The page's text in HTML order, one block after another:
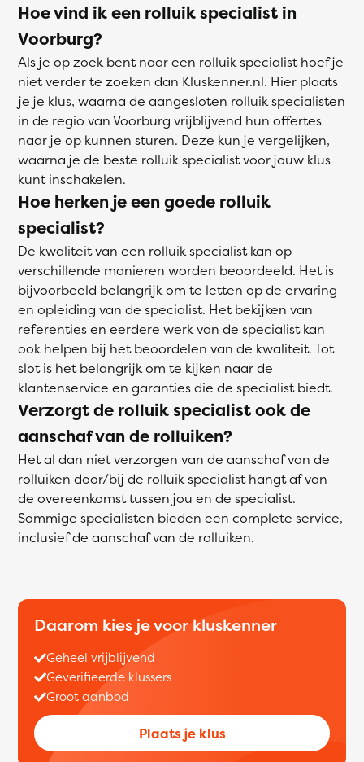
Hoe vind ik een rolluik specialist in
Voorburg?
Als je op zoek bent naar een rolluik specialist hoef je
niet verder te zoeken dan Kluskenner.nl. Hier plaats
je je klus, waarna de aangesloten rolluik specialisten
in de regio van Voorburg vrijblijvend hun offertes
naar je op kunnen sturen. Deze kun je vergelijken,
waarna je de beste rolluik specialist voor jouw klus
kunt inschakelen.
Hoe herken je een goede rolluik
specialist?
De kwaliteit van een rolluik specialist kan op
verschillende manieren worden beoordeeld. Het is
bijvoorbeeld belangrijk om te letten op de ervaring
en opleiding van de specialist. Het bekijken van
referenties en eerdere werk van de specialist kan
ook helpen bij het beoordelen van de kwaliteit. Tot
slot is het belangrijk om te kijken naar de
klantenservice en garanties die de specialist biedt.
Verzorgt de rolluik specialist ook de
aanschaf van de rolluiken?
Het al dan niet verzorgen van de aanschaf van de
rolluiken door/bij de rolluik specialist hangt af van
de overeenkomst tussen jou en de specialist.
Sommige specialisten bieden een complete service,
inclusief de aanschaf van de rolluiken.
Daarom kies je voor kluskenner
Geheel vrijblijvend
Geverifieerde klussers
Groot aanbod
Plaats je klus